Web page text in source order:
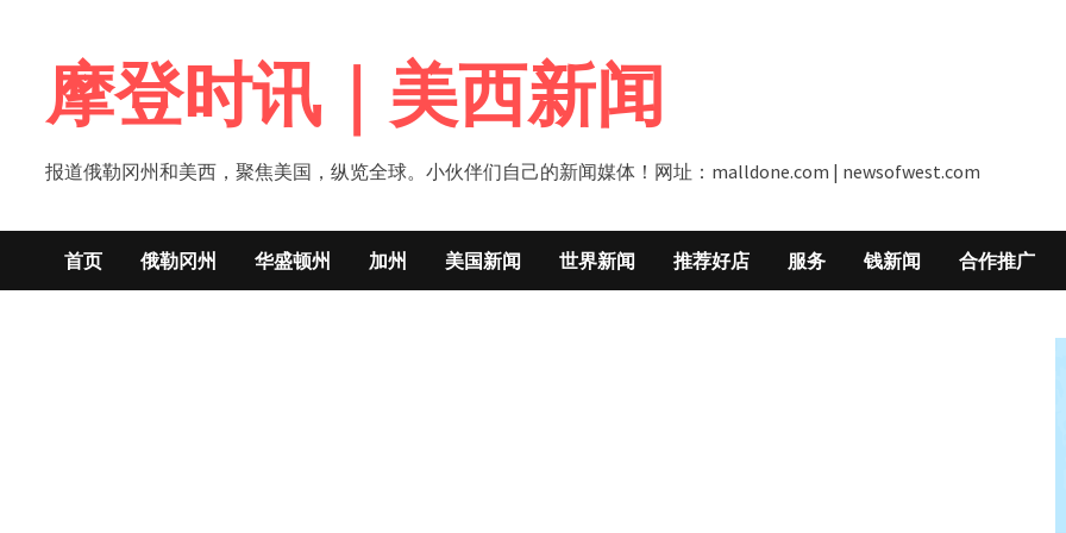
content摩登时讯｜美西新闻
报道俄勒冈州和美西，聚焦美国，纵览全球。小伙伴们自己的新闻媒体！网址：malldone.com | newsofwest.com
首页 俄勒冈州 华盛顿州 加州 美国新闻 世界新闻 推荐好店 服务 钱新闻 合作推广